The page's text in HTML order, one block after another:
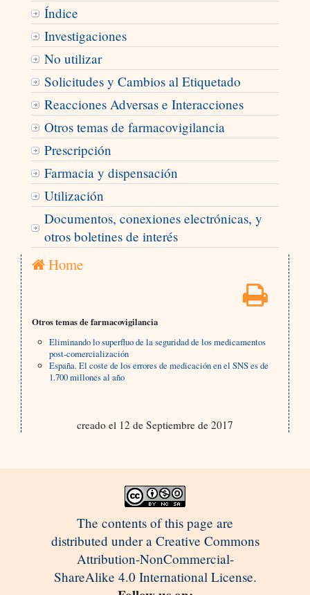
Índice
Investigaciones
No utilizar
Solicitudes y Cambios al Etiquetado
Reacciones Adversas e Interacciones
Otros temas de farmacovigilancia
Prescripción
Farmacia y dispensación
Utilización
Documentos, conexiones electrónicas, y
otros boletines de interés
Home
Otros temas de farmacovigilancia
Eliminando lo superfluo de la seguridad de los medicamentos
post-comercialización
España. El coste de los errores de medicación en el SNS es de
1.700 millones al año
creado el 12 de Septiembre de 2017
The contents of this page are
distributed under a Creative Commons
Attribution-NonCommercial-
ShareAlike 4.0 International License.